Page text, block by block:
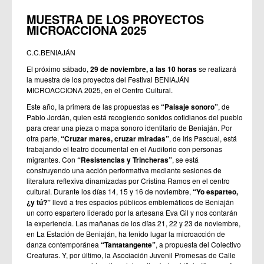
MUESTRA DE LOS PROYECTOS
MICROACCIONA 2025
C.C.BENIAJÁN
El próximo sábado,29 de noviembre, a las 10 horasse realizará
la muestra de los proyectos del Festival BENIAJÁN
MICROACCIONA 2025, en el Centro Cultural.
Este año, la primera de las propuestas es“Paisaje sonoro”, de
Pablo Jordán, quien está recogiendo sonidos cotidianos del pueblo
para crear una pieza o mapa sonoro identitario de Beniaján. Por
otra parte,“Cruzar mares, cruzar miradas”, de Iris Pascual, está
trabajando el teatro documental en el Auditorio con personas
migrantes. Con “Resistencias y Trincheras”, se está
construyendo una acción performativa mediante sesiones de
literatura reflexiva dinamizadas por Cristina Ramos en el centro
cultural. Durante los días 14, 15 y 16 de noviembre,“Yo esparteo,
¿y tú?”llevó a tres espacios públicos emblemáticos de Beniaján
un corro espartero liderado por la artesana Eva Gil y nos contarán
la experiencia. Las mañanas de los días 21, 22 y 23 de noviembre,
en La Estación de Beniaján, ha tenido lugar la microacción de
danza contemporánea“Tantatangente”, a propuesta del Colectivo
Creaturas. Y, por último, la Asociación Juvenil Promesas de Calle